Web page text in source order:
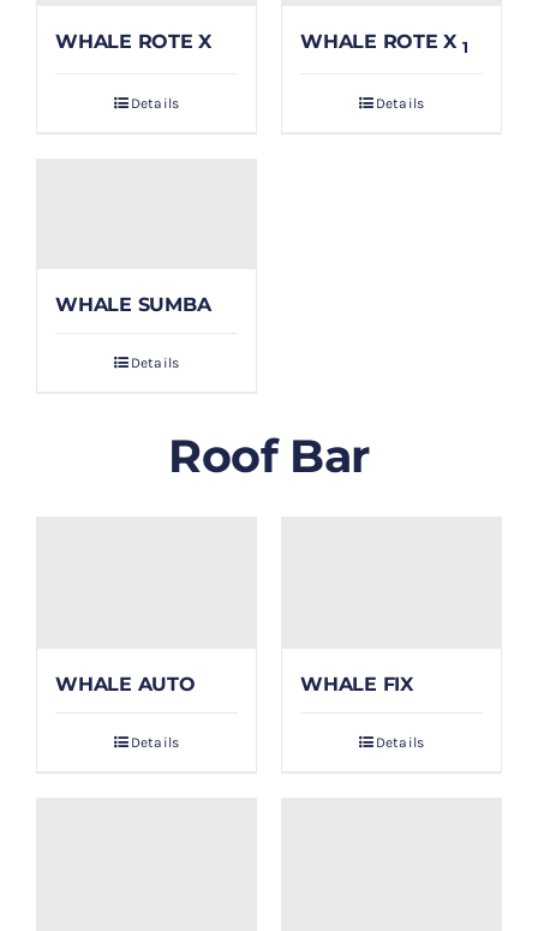
WHALE ROTE X
Details
WHALE ROTE X 1
Details
WHALE SUMBA
Details
Roof Bar
WHALE AUTO
Details
WHALE FIX
Details